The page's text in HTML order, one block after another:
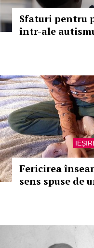
Sfaturi pentru
într-ale
Fericirea
sens spuse de